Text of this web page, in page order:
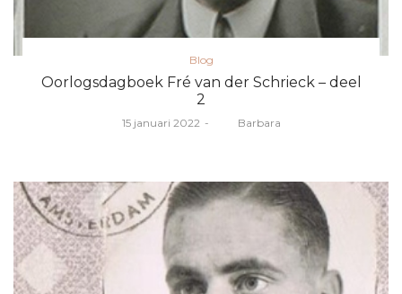
Posted
in
Blog
Oorlogsdagboek Fré van der Schrieck – deel
2
Posted
15 januari 2022 Barbara